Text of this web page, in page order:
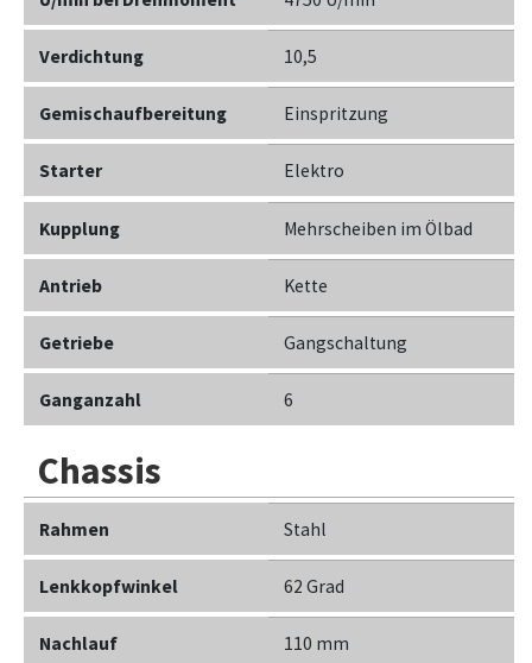
Verdichtung 10,5
Gemischaufbereitung Einspritzung
Starter Elektro
Kupplung Mehrscheiben im Ölbad
Antrieb Kette
Getriebe Gangschaltung
Ganganzahl 6
Chassis
Rahmen Stahl
Lenkkopfwinkel 62 Grad
Nachlauf 110 mm